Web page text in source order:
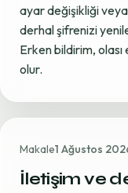
ayar değişikliği
derhal şifrenizi
Erken bildirim, olası
olur.
Makale1 Ağustos
İletişim ve